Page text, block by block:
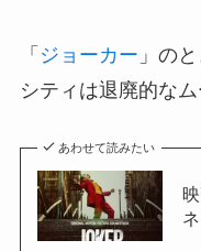
「 ジョーカー 」の
シティは退廃的なム
あわせて読みたい